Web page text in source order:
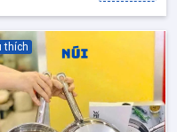
thích